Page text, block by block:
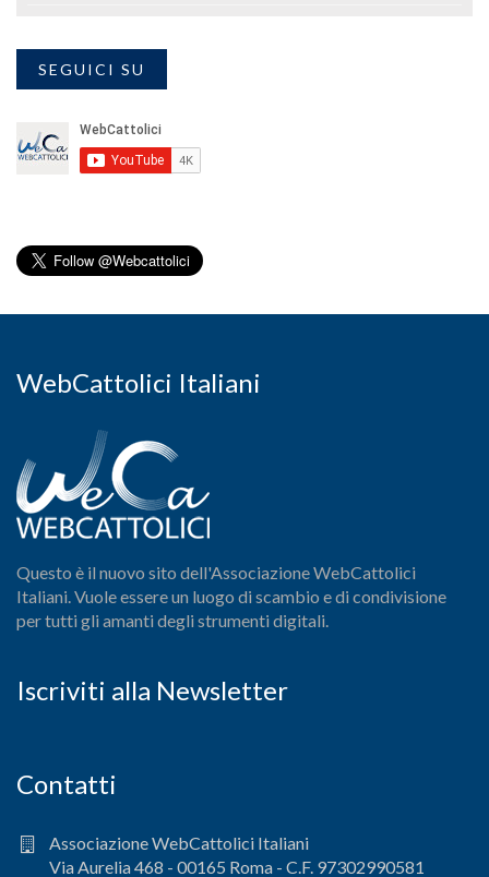
SEGUICI SU
WebCattolici Italiani
Questo è il nuovo sito dell'Associazione WebCattolici
Italiani. Vuole essere un luogo di scambio e di condivisione
per tutti gli amanti degli strumenti digitali.
Iscriviti alla Newsletter
Contatti
Associazione WebCattolici Italiani
Via Aurelia 468 - 00165 Roma - C.F. 97302990581